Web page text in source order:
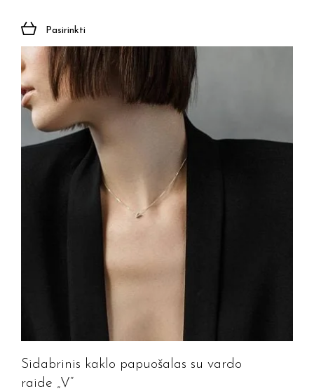
Pasirinkti
Sidabrinis kaklo papuošalas su vardo
raide „V”